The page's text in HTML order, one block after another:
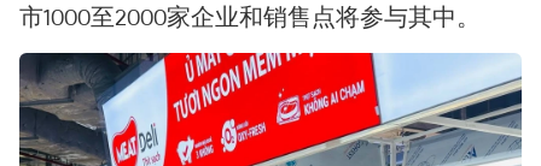
市1000至2000家企业和销售点将参与其中。